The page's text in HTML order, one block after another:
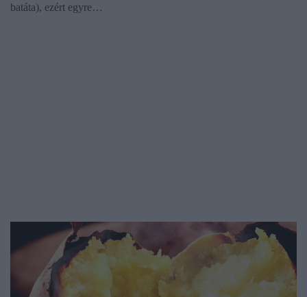
batáta), ezért egyre…